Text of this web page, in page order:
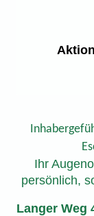
Ihr
persönlich,
Langer Weg